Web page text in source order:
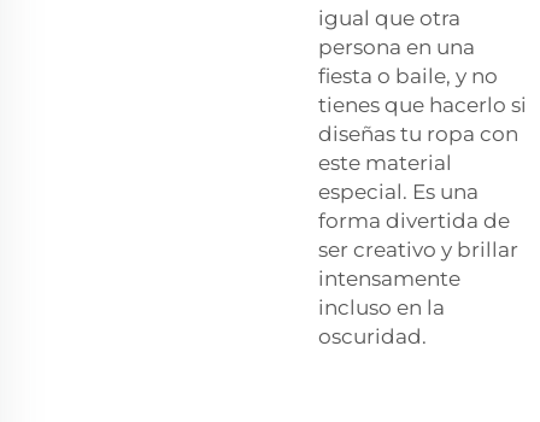
igual que otra
persona en una
fiesta o baile, y no
tienes que hacerlo si
diseñas tu ropa con
este material
especial. Es una
forma divertida de
ser creativo y brillar
intensamente
incluso en la
oscuridad.